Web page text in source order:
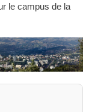
le campus de la